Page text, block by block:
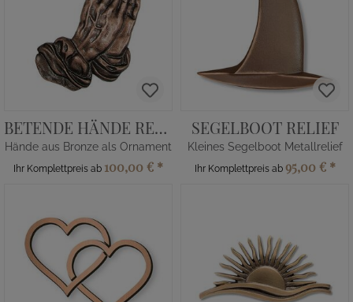
BETENDE HÄNDE RECHTS
Hände aus Bronze als Ornament
Ihr Komplettpreis ab 100,00 € *
SEGELBOOT RELIEF
Kleines Segelboot Metallrelief
Ihr Komplettpreis ab 95,00 € *